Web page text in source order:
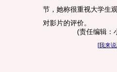
节，她称很重视大学生
对影片的评价。
(责任编辑：
[我来